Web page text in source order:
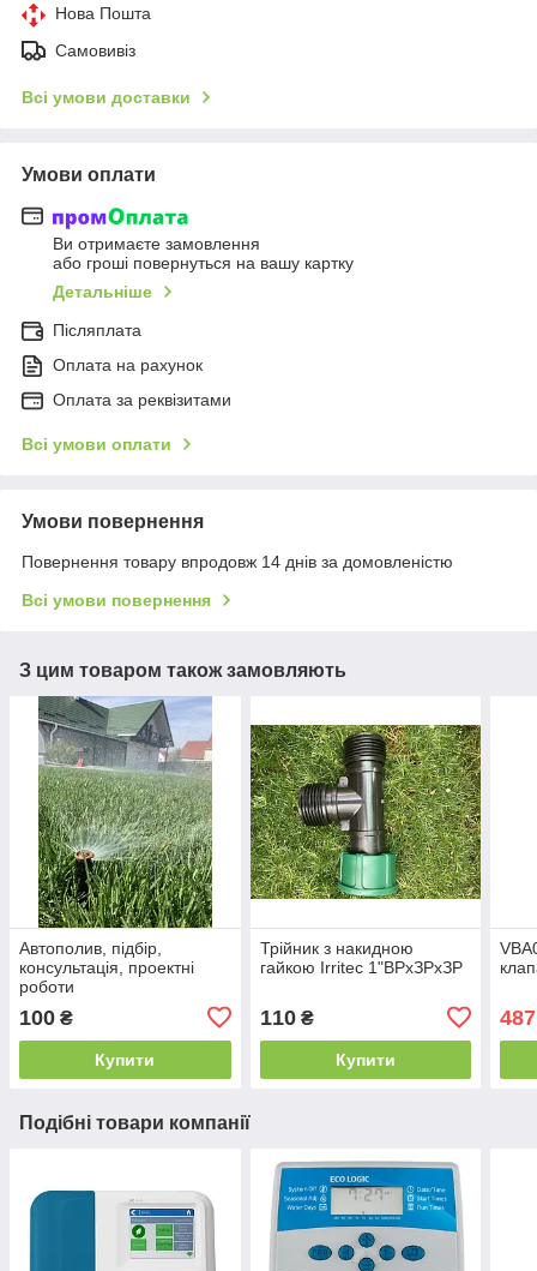
Нова Пошта
Самовивіз
Всі умови доставки
Умови оплати
Ви отримаєте замовлення
або гроші повернуться на вашу картку
Детальніше
Післяплата
Оплата на рахунок
Оплата за реквізитами
Всі умови оплати
Умови повернення
Повернення товару впродовж 14 днів за домовленістю
Всі умови повернення
З цим товаром також замовляють
Автополив, підбір,
консультація, проектні
роботи
100 ₴
Купити
Трійник з накидною
гайкою Irritec 1"ВРхЗРхЗР
110₴
Купити
Подібні товари компанії